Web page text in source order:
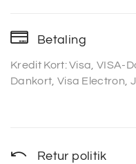
Betaling
Kredit Kort: Visa, VISA-
Dankort, Visa Electron,
Retur politik